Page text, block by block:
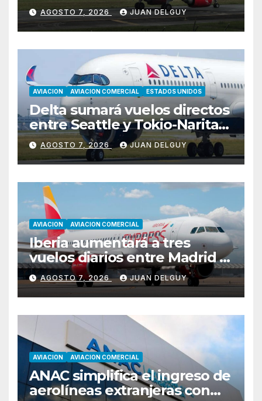
Asunción hacia Bogotá
AGOSTO 7, 2026 JUAN DELGUY
AVIACION AVIACION COMERCIAL ESTADOS UNIDOS
Delta sumará vuelos directos
entre Seattle y Tokio-Narita
desde marzo de 2027
AGOSTO 7, 2026 JUAN DELGUY
AVIACION AVIACION COMERCIAL
Iberia aumentará a tres
vuelos diarios entre Madrid y
Menorca durante el invierno
AGOSTO 7, 2026 JUAN DELGUY
AVIACION AVIACION COMERCIAL
ANAC simplifica el ingreso de
aerolíneas extranjeras con